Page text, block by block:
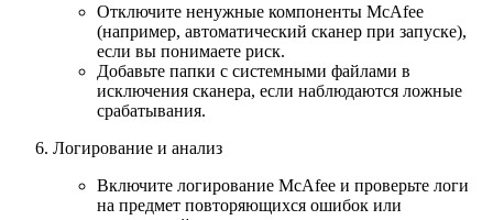
Отключите ненужные компоненты McAfee
(например, автоматический сканер при запуске),
если вы понимаете риск.
Добавьте папки с системными файлами в
исключения сканера, если наблюдаются ложные
срабатывания.
Логирование и анализ
Включите логирование McAfee и проверьте логи
на предмет повторяющихся ошибок или